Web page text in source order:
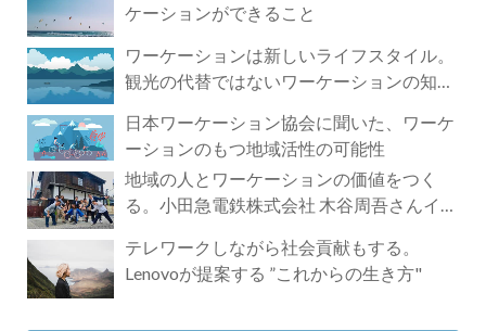
ケーションができること
ワーケーションは新しいライフスタイル。
観光の代替ではないワーケーションの知ら
日本ワーケーション協会に聞いた、ワーケ
ーションのもつ地域活性の可能性
地域の人とワーケーションの価値をつく
る。小田急電鉄株式会社 木谷周吾さんイン
テレワークしながら社会貢献もする。
Lenovoが提案する ”これからの生き方"